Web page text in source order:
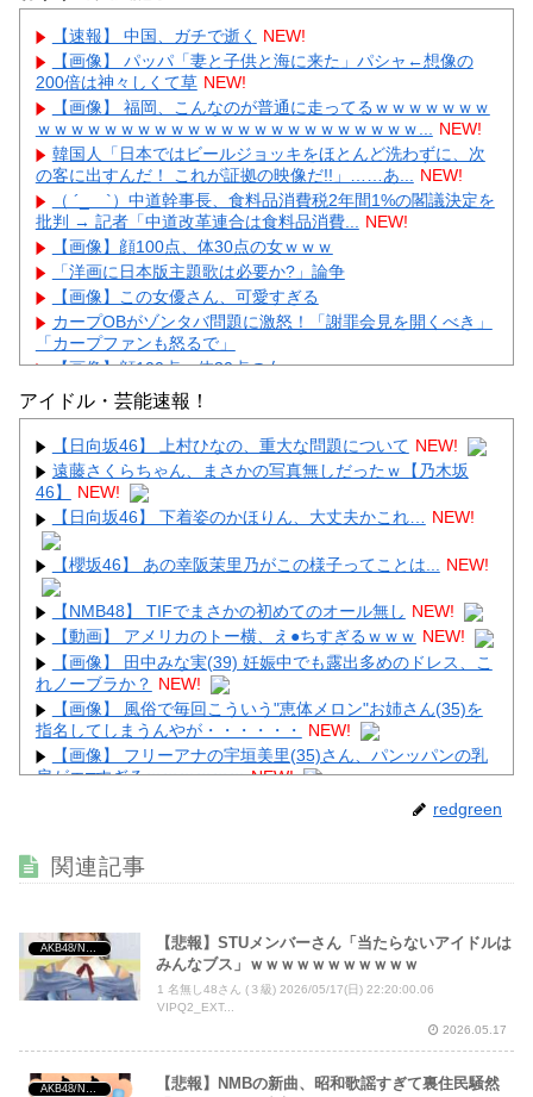
【速報】 中国、ガチで逝く
NEW!
【画像】 パッパ「妻と子供と海に来た」パシャ←想像の
200倍は神々しくて草 NEW!
【画像】 福岡、こんなのが普通に走ってるｗｗｗｗｗｗｗ
ｗｗｗｗｗｗｗｗｗｗｗｗｗｗｗｗｗｗｗｗｗｗｗ...
NEW!
韓国人「日本ではビールジョッキをほとんど洗わずに、次
の客に出すんだ！ これが証拠の映像だ!!」……あ...
NEW!
（ ´_ゝ`）中道幹事長、食料品消費税2年間1%の閣議決定を
批判 → 記者「中道改革連合は食料品消費...
NEW!
【画像】顔100点、体30点の女ｗｗｗ
「洋画に日本版主題歌は必要か?」論争
【画像】この女優さん、可愛すぎる
カープOBがゾンタバ問題に激怒！「謝罪会見を開くべき」
「カープファンも怒るで」
【画像】顔100点、体30点の女ｗｗｗ
Powered by livedoor 相互RSS
アイドル・芸能速報！
【日向坂46】 上村ひなの、重大な問題について NEW!
遠藤さくらちゃん、まさかの写真無しだったｗ【乃木坂
46】
NEW!
【日向坂46】 下着姿のかほりん、大丈夫かこれ… NEW!
【櫻坂46】 あの幸阪茉里乃がこの様子ってことは... NEW!
【NMB48】 TIFでまさかの初めてのオール無し NEW!
【動画】 アメリカのトー横、え●ちすぎるｗｗｗ NEW!
【画像】 田中みな実(39) 妊娠中でも露出多めのドレス、こ
れノーブラか？ NEW!
【画像】 風俗で毎回こういう"恵体メロン"お姉さん(35)を
指名してしまうんやが・・・・・・
NEW!
【画像】 フリーアナの宇垣美里(35)さん、パンッパンの乳
房がエ□すぎるｗｗｗｗｗｗ NEW!
Powered by livedoor 相互RSS
redgreen
関連記事
【悲報】STUメンバーさん「当たらないアイドルは
みんなブス」ｗｗｗｗｗｗｗｗｗｗｗ
1 名無し48さん (３級) 2026/05/17(日) 22:20:00.06
VIPQ2_EXT...
2026.05.17
【悲報】NMBの新曲、昭和歌謡すぎて裏住民騒然